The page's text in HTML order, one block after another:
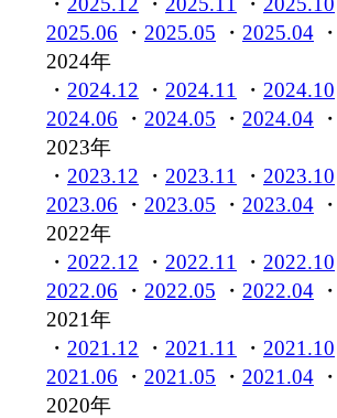
2025.06 ・ 2025.05 ・ 2025.04
2024年
・ 2024.12 ・ 2024.11 ・ 2024.10
2024.06 ・ 2024.05 ・ 2024.04
2023年
・ 2023.12 ・ 2023.11 ・ 2023.10
2023.06 ・ 2023.05 ・ 2023.04
2022年
・ 2022.12 ・ 2022.11 ・ 2022.10
2022.06 ・ 2022.05 ・ 2022.04
2021年
・ 2021.12 ・ 2021.11 ・ 2021.10
2021.06 ・ 2021.05 ・ 2021.04
2020年